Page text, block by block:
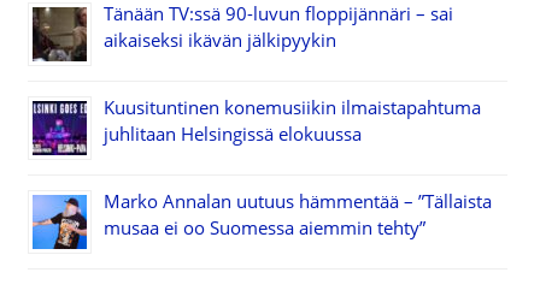
Tänään TV:ssä 90-luvun floppijännäri – sai
aikaiseksi ikävän jälkipyykin
Kuusituntinen konemusiikin ilmaistapahtuma
juhlitaan Helsingissä elokuussa
Marko Annalan uutuus hämmentää – ”Tällaista
musaa ei oo Suomessa aiemmin tehty”